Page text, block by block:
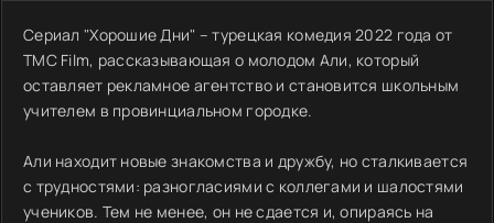
Сериал "Хорошие Дни" – турецкая комедия 2022 года от
TMC Film, рассказывающая о молодом Али, который
оставляет рекламное агентство и становится школьным
учителем в провинциальном городке.
Али находит новые знакомства и дружбу, но сталкивается
с трудностями: разногласиями с коллегами и шалостями
учеников. Тем не менее, он не сдается и, опираясь на